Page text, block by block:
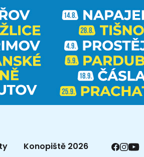
Konopiště 2026